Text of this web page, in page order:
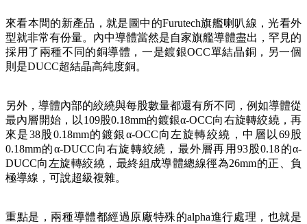
來看本間的新產品，就是圖中的Furutech旗艦喇叭線，光看外
型就非常有份量。內中導體當然是自家旗艦導體盡出，罕見的
採用了兩種不同的銅導體，一是鍍銀OCC單結晶銅，另一個
則是DUCC超結晶高純度銅。
另外，導體內部的絞繞與每股數量都還有所不同，例如導體從
最內層開始，以109股0.18mm的鍍銀α-OCC向右旋轉絞繞，再
來是38股0.18mm的鍍銀α-OCC向左旋轉絞繞，中層以69股
0.18mm的α-DUCC向右旋轉絞繞，最外層再用93股0.18的α-
DUCC向左旋轉絞繞，最終組成導體總線徑為26mm的正、負
極導線，可說超級複雜。
重點是，兩種導體都經過原廠特殊的alpha進行處理，也就是